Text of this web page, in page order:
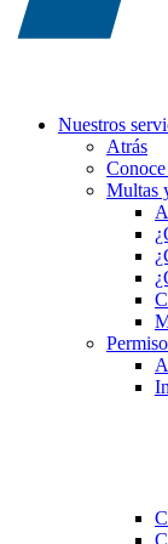
Nuestros
Atrás
Multas